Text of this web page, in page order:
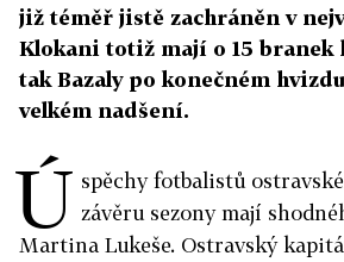
již téměř jistě zachráněn v
Klokani totiž mají o 15 branek
tak Bazaly po konečném
velkém nadšení.
Ú spěchy fotbalistů
závěru sezony mají
Martina Lukeše. Ostravský